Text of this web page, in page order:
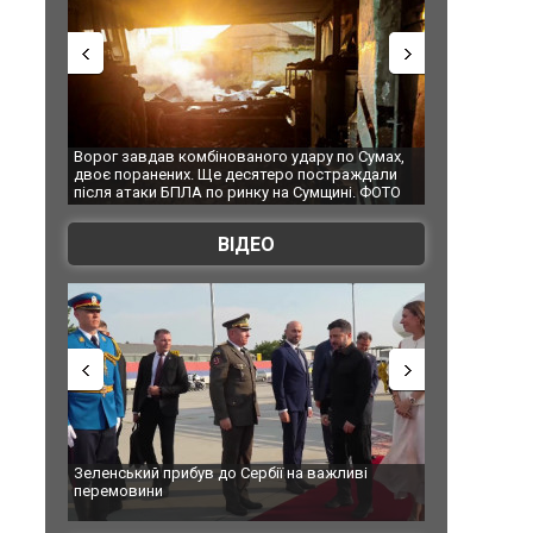
Ворог завдав комбінованого удару по Сумах,
двоє поранених. Ще десятеро постраждали
після атаки БПЛА по ринку на Сумщині. ФОТО
ВІДЕО
Зеленський прибув до Сербії на важливі
перемовини
зневажливих
ВІДЕО